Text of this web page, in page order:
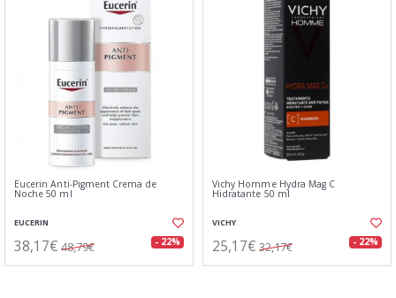
Eucerin Anti-Pigment Crema de
Noche 50 ml
EUCERIN
38,17€ 48,79€ - 22%
Vichy Homme Hydra Mag C
Hidratante 50 ml
VICHY
25,17€ 32,17€ - 22%